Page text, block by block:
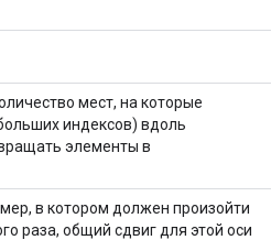
мест, на которые
индексов) вдоль
элементы в
в котором должен произойти
раза, общий сдвиг для этой оси